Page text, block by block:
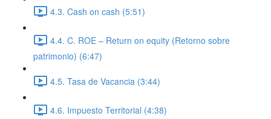
4.3. Cash on cash (5:51)
4.4. C. ROE – Return on equity (Retorno sobre
patrimonio) (6:47)
4.5. Tasa de Vacancia (3:44)
4.6. Impuesto Territorial (4:38)